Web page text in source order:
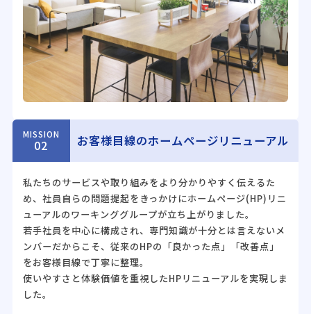
MISSION
02 お客様目線のホームページリニューアル
私たちのサービスや取り組みをより分かりやすく伝えるた
め、社員自らの問題提起をきっかけにホームページ(HP)リニ
ューアルのワーキンググループが立ち上がりました。
若手社員を中心に構成され、専門知識が十分とは言えないメ
ンバーだからこそ、従来のHPの「良かった点」「改善点」
をお客様目線で丁寧に整理。
使いやすさと体験価値を重視したHPリニューアルを実現しま
した。